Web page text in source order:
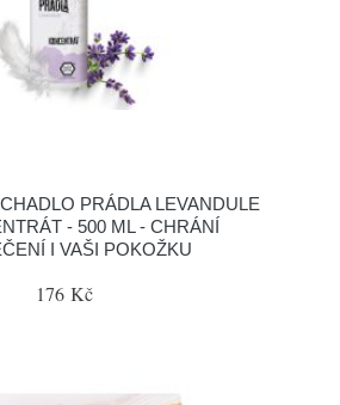
PRÁDLA LEVANDULE
- 500 ML - CHRÁNÍ
I VAŠI POKOŽKU
176 Kč